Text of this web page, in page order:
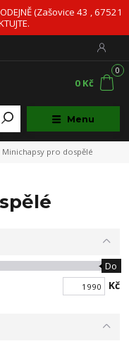
(Zašovice 43 , 67521
Menu
0
0 Kč
Minichapsy pro dospělé
Do
Kč